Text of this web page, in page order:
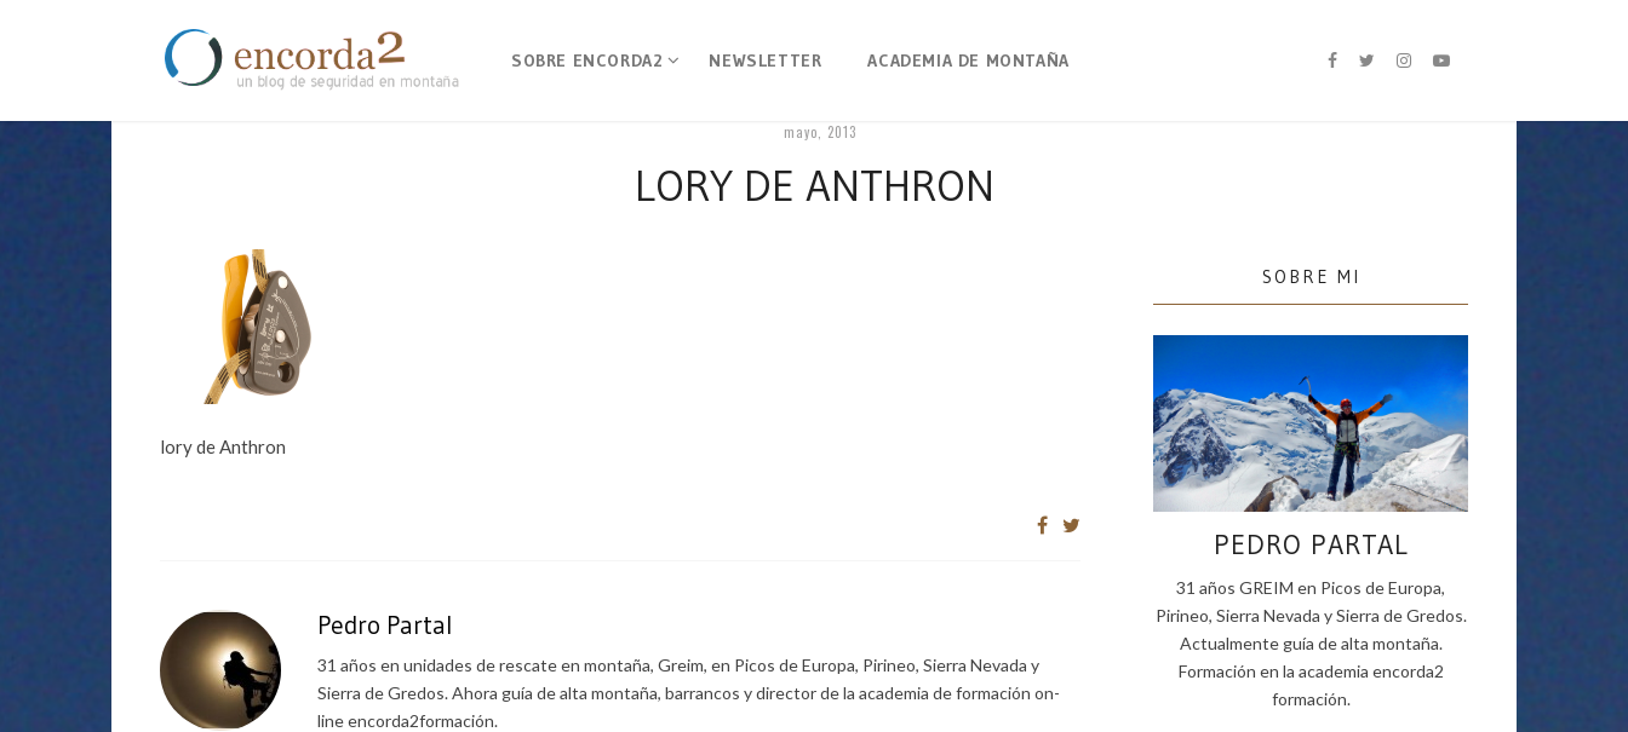
SOBRE ENCORDA2 NEWSLETTER ACADEMIA DE MONTAÑA
mayo, 2013
LORY DE ANTHRON
lory de Anthron
Pedro Partal
31 años en unidades de rescate en montaña, Greim, en Picos de Europa, Pirineo, Sierra Nevada y
Sierra de Gredos. Ahora guía de alta montaña, barrancos y director de la academia de formación on-
line encorda2formación.
SOBRE MI
PEDRO PARTAL
31 años GREIM en Picos de Europa,
Pirineo, Sierra Nevada y Sierra de Gredos.
Actualmente guía de alta montaña.
Formación en la academia encorda2
formación.